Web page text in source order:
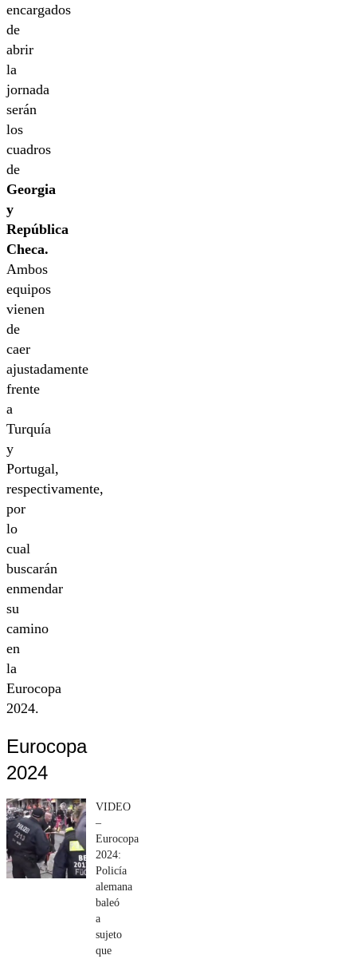
encargados
de
abrir
la
jornada
serán
los
cuadros
de
Georgia
y
República
Checa.
Ambos
equipos
vienen
de
caer
ajustadamente
frente
a
Turquía
y
Portugal,
respectivamente,
por
lo
cual
buscarán
enmendar
su
camino
en
la
Eurocopa
2024.
Eurocopa
2024
VIDEO
–
Eurocopa
2024:
Policía
alemana
baleó
a
sujeto
que